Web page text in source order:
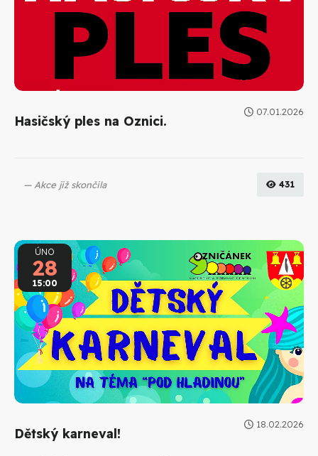
07.01.2026
Hasičský ples na Oznici.
Akce již skončila 431
ÚNO
28
15:00
18.02.2026
Dětský karneval!